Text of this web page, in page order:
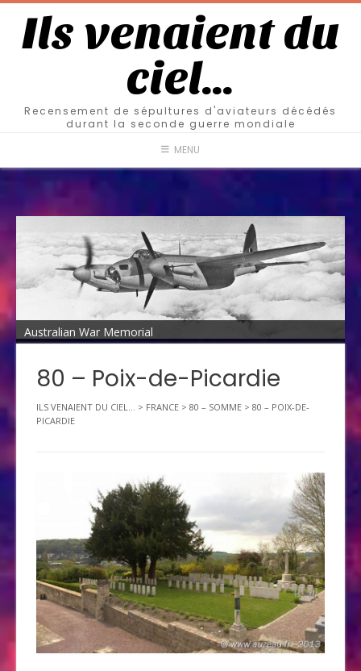
Ils venaient du
ciel…
Recensement de sépultures d'aviateurs décédés
durant la seconde guerre mondiale
MENU
Australian War Memorial
80 – Poix-de-Picardie
ILS VENAIENT DU CIEL... > FRANCE > 80 – SOMME > 80 – POIX-DE-
PICARDIE